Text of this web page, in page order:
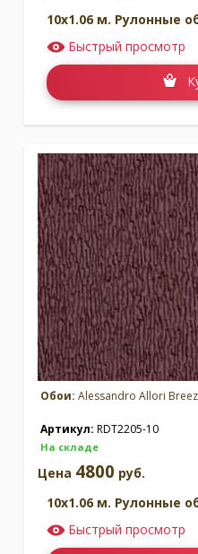
10x1.06 м. Рулонные
Быстрый просмотр
Обои: Alessandro Allori
Артикул: RDT2205-10
На складе
Цена 4800 руб.
10x1.06 м. Рулонные
Быстрый просмотр